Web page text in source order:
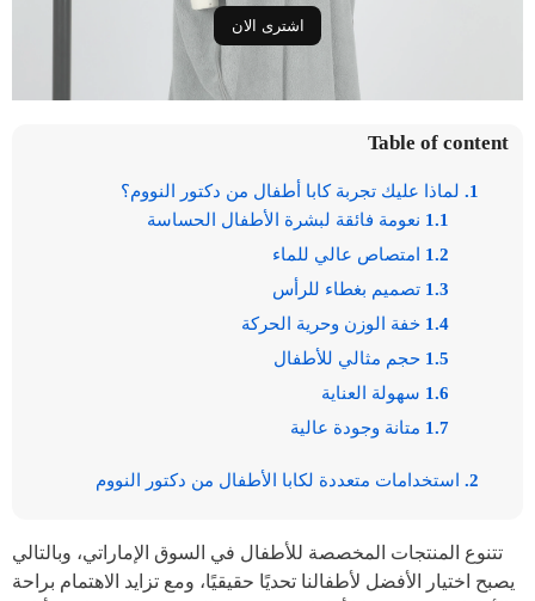
اشترى الان
Table of content
1. لماذا عليك تجربة كابا أطفال من دكتور النووم؟
1.1 نعومة فائقة لبشرة الأطفال الحساسة
1.2 امتصاص عالي للماء
1.3 تصميم بغطاء للرأس
1.4 خفة الوزن وحرية الحركة
1.5 حجم مثالي للأطفال
1.6 سهولة العناية
1.7 متانة وجودة عالية
2. استخدامات متعددة لكابا الأطفال من دكتور النووم
تتنوع المنتجات المخصصة للأطفال في السوق الإماراتي، وبالتالي
يصبح اختيار الأفضل لأطفالنا تحديًا حقيقيًا، ومع تزايد الاهتمام براحة